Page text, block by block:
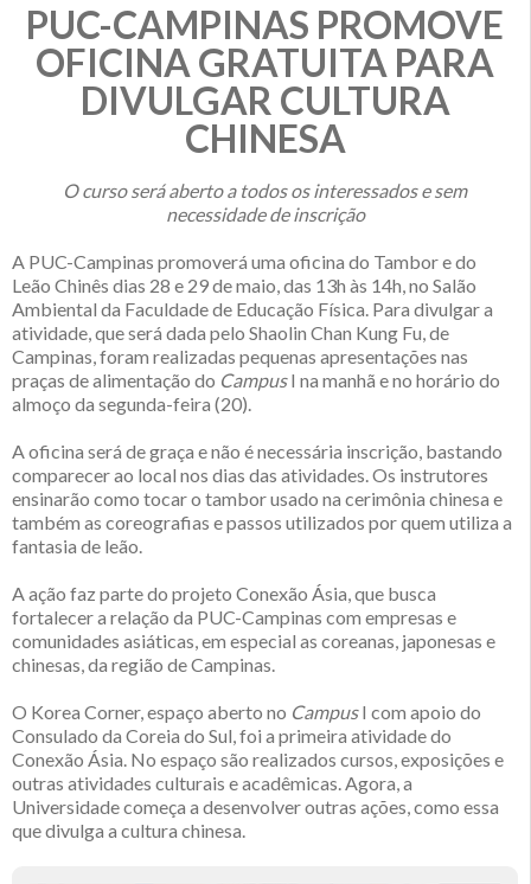
PUC-CAMPINAS PROMOVE
OFICINA GRATUITA PARA
DIVULGAR CULTURA
CHINESA
O curso será aberto a todos os interessados e sem
necessidade de inscrição
A PUC-Campinas promoverá uma oficina do Tambor e do
Leão Chinês dias 28 e 29 de maio, das 13h às 14h, no Salão
Ambiental da Faculdade de Educação Física. Para divulgar a
atividade, que será dada pelo Shaolin Chan Kung Fu, de
Campinas, foram realizadas pequenas apresentações nas
praças de alimentação do CampusI na manhã e no horário do
almoço da segunda-feira (20).
A oficina será de graça e não é necessária inscrição, bastando
comparecer ao local nos dias das atividades. Os instrutores
ensinarão como tocar o tambor usado na cerimônia chinesa e
também as coreografias e passos utilizados por quem utiliza a
fantasia de leão.
A ação faz parte do projeto Conexão Ásia, que busca
fortalecer a relação da PUC-Campinas com empresas e
comunidades asiáticas, em especial as coreanas, japonesas e
chinesas, da região de Campinas.
O Korea Corner, espaço aberto no CampusI com apoio do
Consulado da Coreia do Sul, foi a primeira atividade do
Conexão Ásia. No espaço são realizados cursos, exposições e
outras atividades culturais e acadêmicas. Agora, a
Universidade começa a desenvolver outras ações, como essa
que divulga a cultura chinesa.